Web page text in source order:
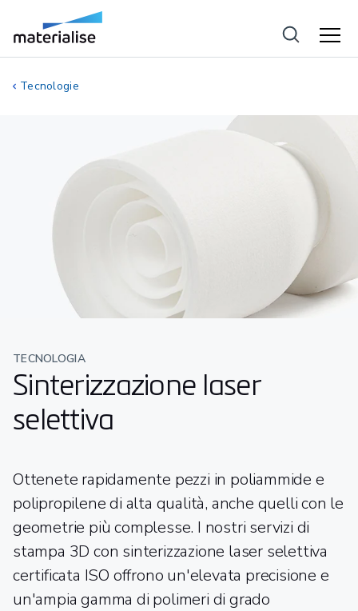
Tecnologie
TECNOLOGIA
Sinterizzazione laser
selettiva
Ottenete rapidamente pezzi in poliammide e
polipropilene di alta qualità, anche quelli con le
geometrie più complesse. I nostri servizi di
stampa 3D con sinterizzazione laser selettiva
certificata ISO offrono un'elevata precisione e
un'ampia gamma di polimeri di grado